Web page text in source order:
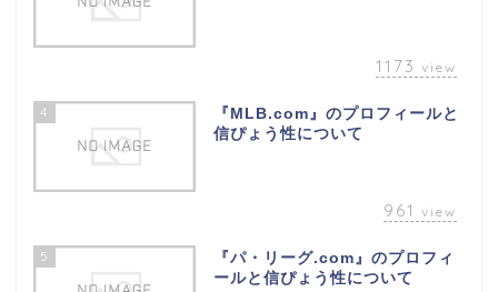
1173 view
4
『MLB.com』のプロフィールと
信ぴょう性について
961 view
5
『パ・リーグ.com』のプロフィ
ールと信ぴょう性について